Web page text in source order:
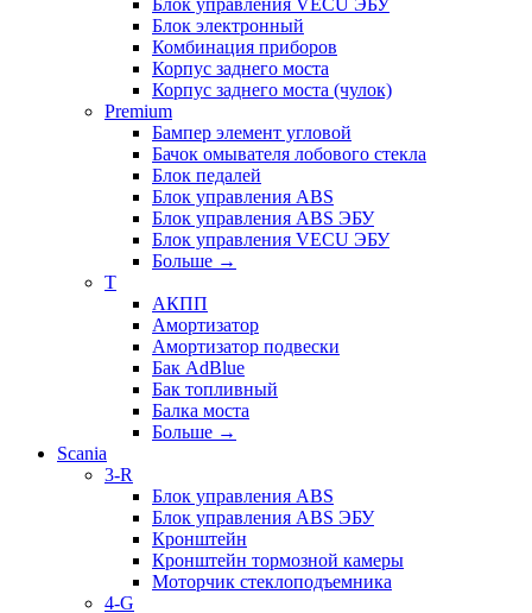
Блок управления VECU ЭБУ
Блок электронный
Комбинация приборов
Корпус заднего моста
Корпус заднего моста (чулок)
Premium
Бампер элемент угловой
Бачок омывателя лобового стекла
Блок педалей
Блок управления ABS
Блок управления ABS ЭБУ
Блок управления VECU ЭБУ
Больше →
T
АКПП
Амортизатор
Амортизатор подвески
Бак AdBlue
Бак топливный
Балка моста
Больше →
Scania
3-R
Блок управления ABS
Блок управления ABS ЭБУ
Кронштейн
Кронштейн тормозной камеры
Моторчик стеклоподъемника
4-G